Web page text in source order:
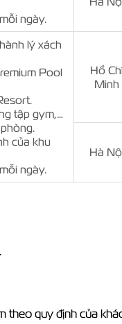
ngày.
lý xách
Pool
tập gym,…
của khu
ngày.
Hồ
Minh
Hà
theo quy định của